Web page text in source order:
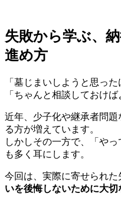
失敗から学ぶ、
進め方
「墓じまいしようと思っ
「ちゃんと相談しておけ
近年、少子化や継承者問
る方が増えています。
しかしその一方で、「や
も多く耳にします。
今回は、実際に寄せられた
いを後悔しないために大切